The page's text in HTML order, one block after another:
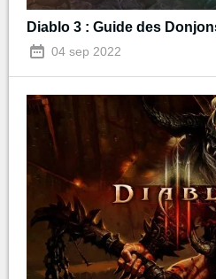
Diablo 3 : Guide des
04 sep 2022